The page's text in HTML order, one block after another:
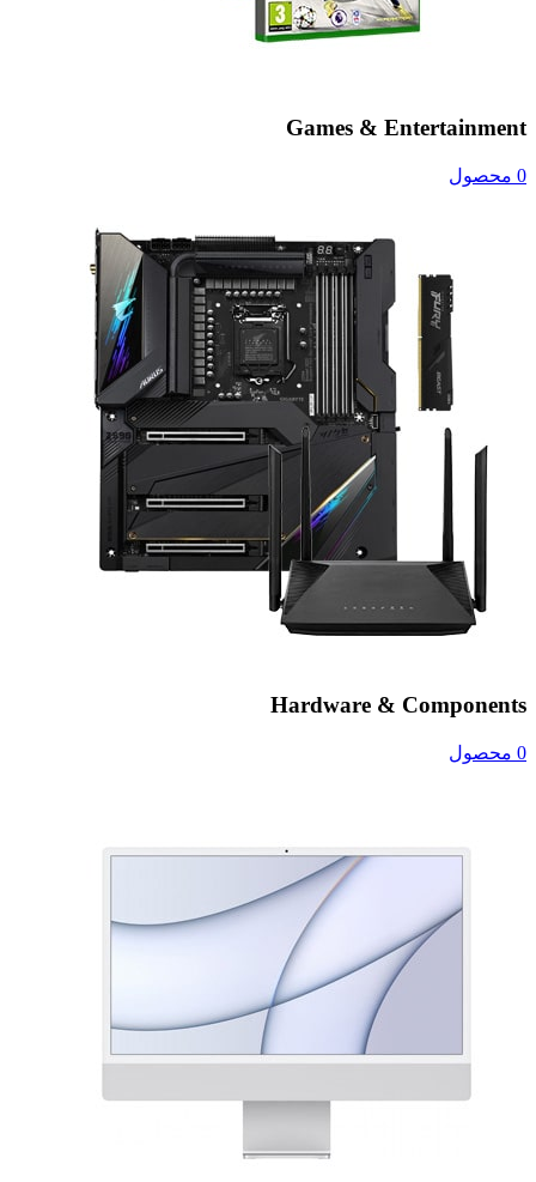
Games & Entertainment
0 محصول
Hardware & Components
0 محصول